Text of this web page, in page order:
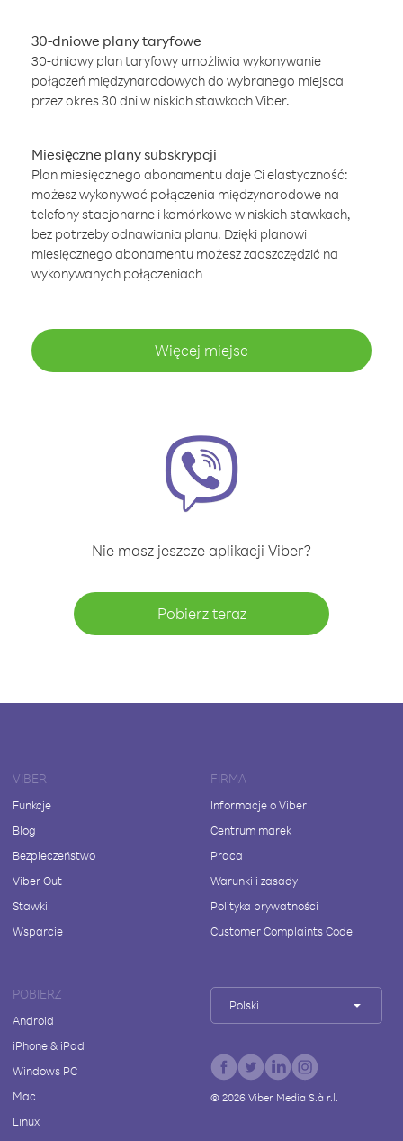
30-dniowe plany taryfowe
30-dniowy plan taryfowy umożliwia wykonywanie
połączeń międzynarodowych do wybranego miejsca
przez okres 30 dni w niskich stawkach Viber.
Miesięczne plany subskrypcji
Plan miesięcznego abonamentu daje Ci elastyczność:
możesz wykonywać połączenia międzynarodowe na
telefony stacjonarne i komórkowe w niskich stawkach,
bez potrzeby odnawiania planu. Dzięki planowi
miesięcznego abonamentu możesz zaoszczędzić na
wykonywanych połączeniach
Więcej miejsc
Nie masz jeszcze aplikacji Viber?
Pobierz teraz
VIBER
Funkcje
Blog
Bezpieczeństwo
Viber Out
Stawki
Wsparcie
FIRMA
Informacje o Viber
Centrum marek
Praca
Warunki i zasady
Polityka prywatności
Customer Complaints Code
POBIERZ
Android
iPhone & iPad
Windows PC
Mac
Linux
Polski
© 2026Viber Media S.à r.l.